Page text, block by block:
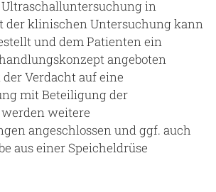
in
der klinischen Untersuchung kann
und dem Patienten ein
angeboten
Verdacht auf eine
mit Beteiligung der
weitere
angeschlossen und ggf. auch
aus einer Speicheldrüse